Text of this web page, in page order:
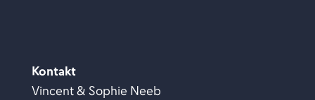
Kontakt
Vincent & Sophie Neeb